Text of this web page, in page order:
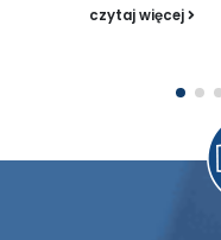
czytaj więcej